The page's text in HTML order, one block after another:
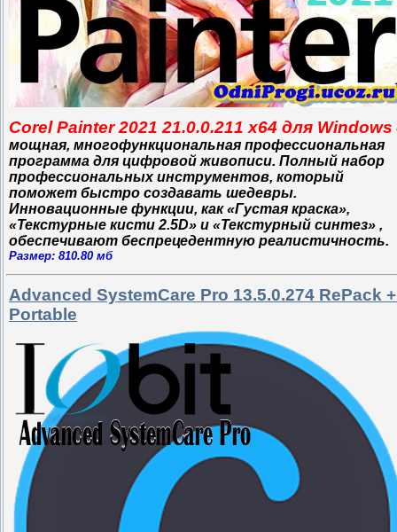
Corel Painter 2021 21.0.0.211 x64 для Windows
мощная, многофункциональная профессиональная
программа для цифровой живописи. Полный набор
профессиональных инструментов, который
поможет быстро создавать шедевры.
Инновационные функции, как «Густая краска»,
«Текстурные кисти 2.5D» и «Текстурный синтез» ,
обеспечивают беспрецедентную реалистичность.
Размер: 810.80 мб
Advanced SystemCare Pro 13.5.0.274 RePack +
Portable